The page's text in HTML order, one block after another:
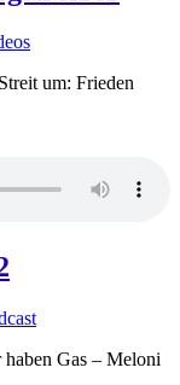
um: Frieden
Gas – Meloni